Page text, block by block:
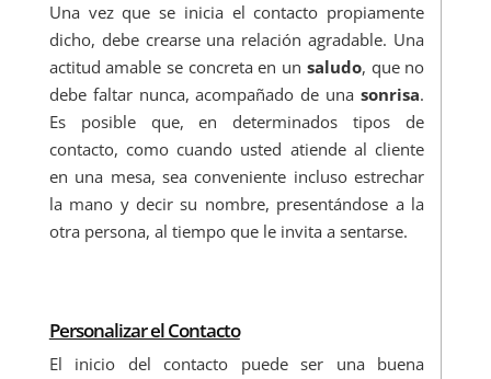
Una vez que se inicia el contacto propiamente
dicho, debe crearse una relación agradable. Una
actitud amable se concreta en un saludo, que no
debe faltar nunca, acompañado de unasonrisa.
Es posible que, en determinados tipos de
contacto, como cuando usted atiende al cliente
en una mesa, sea conveniente incluso estrechar
la mano y decir su nombre, presentándose a la
otra persona, al tiempo que le invita a sentarse.
Personalizar el Contacto
El inicio del contacto puede ser una buena